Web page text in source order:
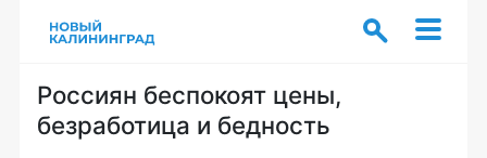
Россиян беспокоят цены,
безработица и бедность